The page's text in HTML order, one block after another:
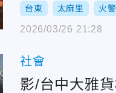
台東 太麻里 火警
2026/03/26 21:28
社會
影/台中大雅